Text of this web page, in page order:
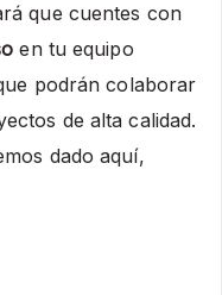
que cuentes con
en tu equipo
podrán colaborar
de alta calidad.
dado aquí,